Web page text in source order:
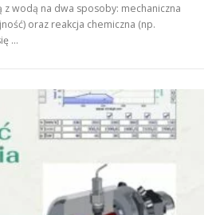
wodą na dwa sposoby: mechaniczna
oraz reakcja chemiczna (np.
…